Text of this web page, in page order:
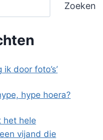
Zoeken
door foto’s’
hype hoera?
het hele
vijand die